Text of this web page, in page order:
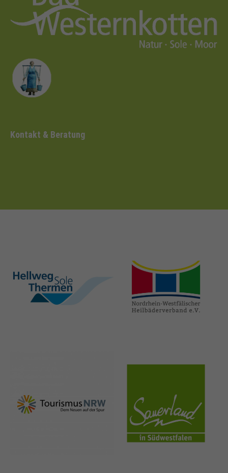
Kontakt & Beratung
hellweg-sole-
thermen.de
heilbaeder.de
nrw-
tourismus.de
sauerland.co
m